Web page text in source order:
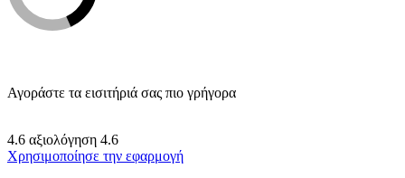
Αγοράστε τα εισιτήριά σας πιο γρήγορα
4.6 αξιολόγηση 4.6
Χρησιμοποίησε την εφαρμογή